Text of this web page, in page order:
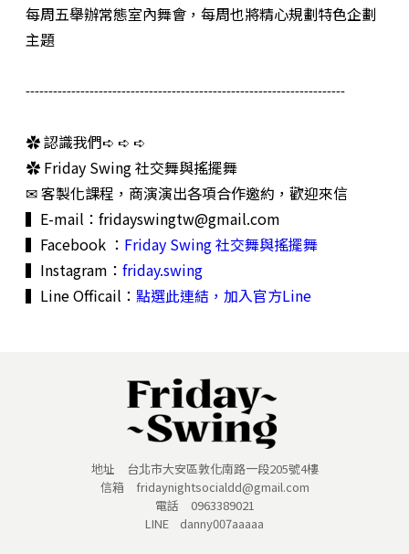
每周五舉辦常態室內舞會，每周也將精心規劃特色企劃
主題
----------------------------------------------------------------------
✿ 認識我們➪ ➪ ➪
✿ Friday Swing 社交舞與搖擺舞
✉ 客製化課程，商演演出各項合作邀約，歡迎來信
▍E-mail：fridayswingtw@gmail.com
▍Facebook ： Friday Swing 社交舞與搖擺舞
▍Instagram：friday.swing
▍Line Officail：點選此連結，加入官方Line
地址 台北市大安區敦化南路一段205號4樓
信箱 fridaynightsocialdd@gmail.com
電話 0963389021
LINE danny007aaaaa